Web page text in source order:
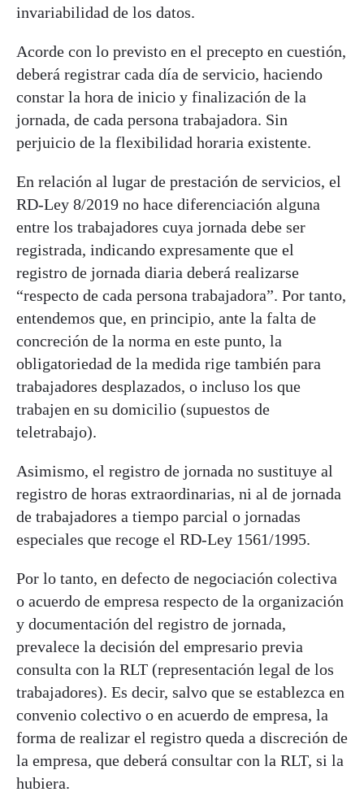
invariabilidad de los datos.
Acorde con lo previsto en el precepto en cuestión,
deberá registrar cada día de servicio, haciendo
constar la hora de inicio y finalización de la
jornada, de cada persona trabajadora. Sin
perjuicio de la flexibilidad horaria existente.
En relación al lugar de prestación de servicios, el
RD-Ley 8/2019 no hace diferenciación alguna
entre los trabajadores cuya jornada debe ser
registrada, indicando expresamente que el
registro de jornada diaria deberá realizarse
“respecto de cada persona trabajadora”. Por tanto,
entendemos que, en principio, ante la falta de
concreción de la norma en este punto, la
obligatoriedad de la medida rige también para
trabajadores desplazados, o incluso los que
trabajen en su domicilio (supuestos de
teletrabajo).
Asimismo, el registro de jornada no sustituye al
registro de horas extraordinarias, ni al de jornada
de trabajadores a tiempo parcial o jornadas
especiales que recoge el RD-Ley 1561/1995.
Por lo tanto, en defecto de negociación colectiva
o acuerdo de empresa respecto de la organización
y documentación del registro de jornada,
prevalece la decisión del empresario previa
consulta con la RLT (representación legal de los
trabajadores). Es decir, salvo que se establezca en
convenio colectivo o en acuerdo de empresa, la
forma de realizar el registro queda a discreción de
la empresa, que deberá consultar con la RLT, si la
hubiera.